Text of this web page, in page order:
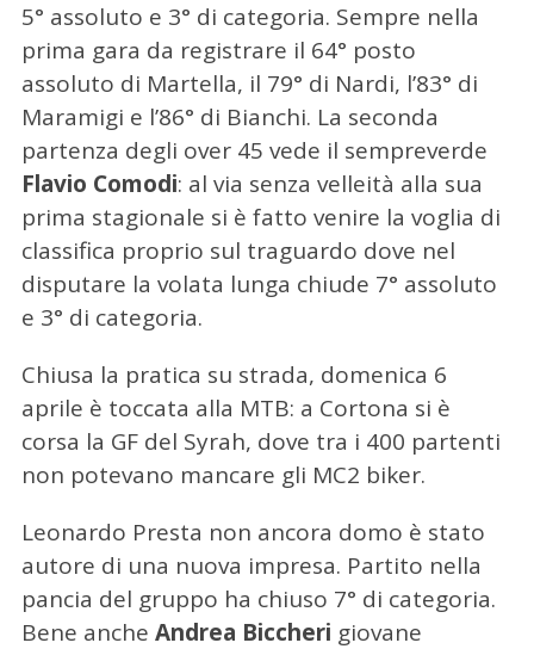
5° assoluto e 3° di categoria. Sempre nella
prima gara da registrare il 64° posto
assoluto di Martella, il 79° di Nardi, l’83° di
Maramigi e l’86° di Bianchi. La seconda
partenza degli over 45 vede il sempreverde
Flavio Comodi: al via senza velleità alla sua
prima stagionale si è fatto venire la voglia di
classifica proprio sul traguardo dove nel
disputare la volata lunga chiude 7° assoluto
e 3° di categoria.
Chiusa la pratica su strada, domenica 6
aprile è toccata alla MTB: a Cortona si è
corsa la GF del Syrah, dove tra i 400 partenti
non potevano mancare gli MC2 biker.
Leonardo Presta non ancora domo è stato
autore di una nuova impresa. Partito nella
pancia del gruppo ha chiuso 7° di categoria.
Bene anche Andrea Biccheri giovane